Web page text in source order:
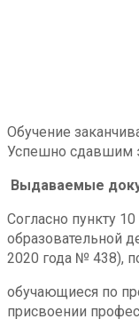
Обучение
Успешно сдавшим
Выдаваемые
Согласно пункту
образовательной
2020 года № 438),
обучающиеся по
присвоении